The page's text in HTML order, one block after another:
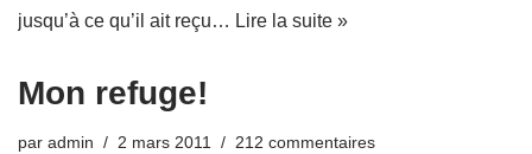
jusqu’à ce qu’il ait reçu… Lire la suite »
Mon refuge!
par admin 2 mars 2011 212 commentaires